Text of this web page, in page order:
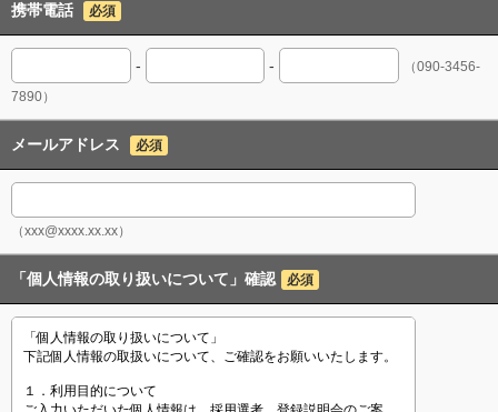
携帯電話 必須
- -
（090-3456-
7890）
メールアドレス 必須
（xxx@xxxx.xx.xx）
「個人情報の取り扱いについて」確認 必須